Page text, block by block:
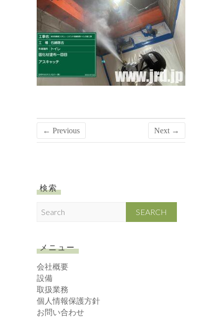
← Previous Next →
検索
c
h
メニュー
会社概要
設備
取扱業務
個人情報保護方針
お問い合わせ